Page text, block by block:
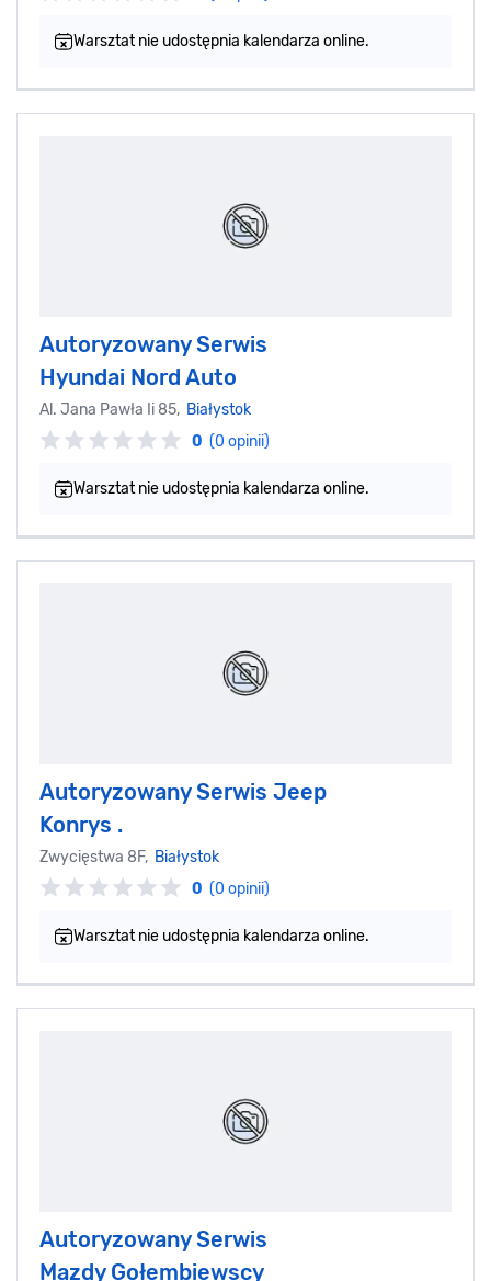
Warsztat nie udostępnia kalendarza online.
Autoryzowany Serwis
Hyundai Nord Auto
Al. Jana Pawła Ii 85, Białystok
0 (0 opinii)
Warsztat nie udostępnia kalendarza online.
Autoryzowany Serwis Jeep
Konrys .
Zwycięstwa 8F, Białystok
0 (0 opinii)
Warsztat nie udostępnia kalendarza online.
Autoryzowany Serwis
Mazdy Gołembiewscy